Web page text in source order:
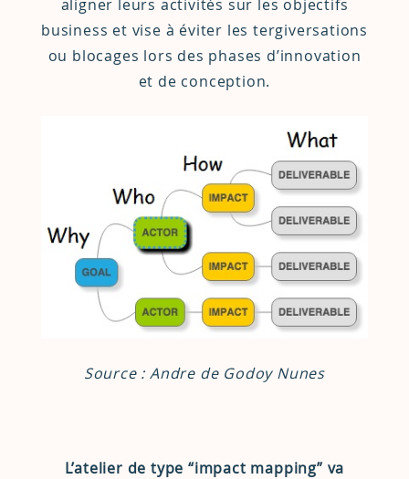
aligner leurs activités sur les objectifs
business et vise à éviter les tergiversations
ou blocages lors des phases d’innovation
et de conception.
Source :Andre de Godoy Nunes
L’atelier de type “impact mapping” va